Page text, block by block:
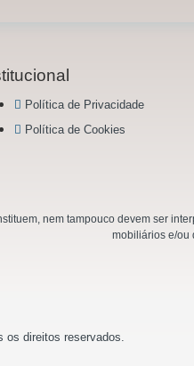
Política de Privacidade
Política de Cookies
nem tampouco devem ser
mobiliários e/ou
direitos reservados.